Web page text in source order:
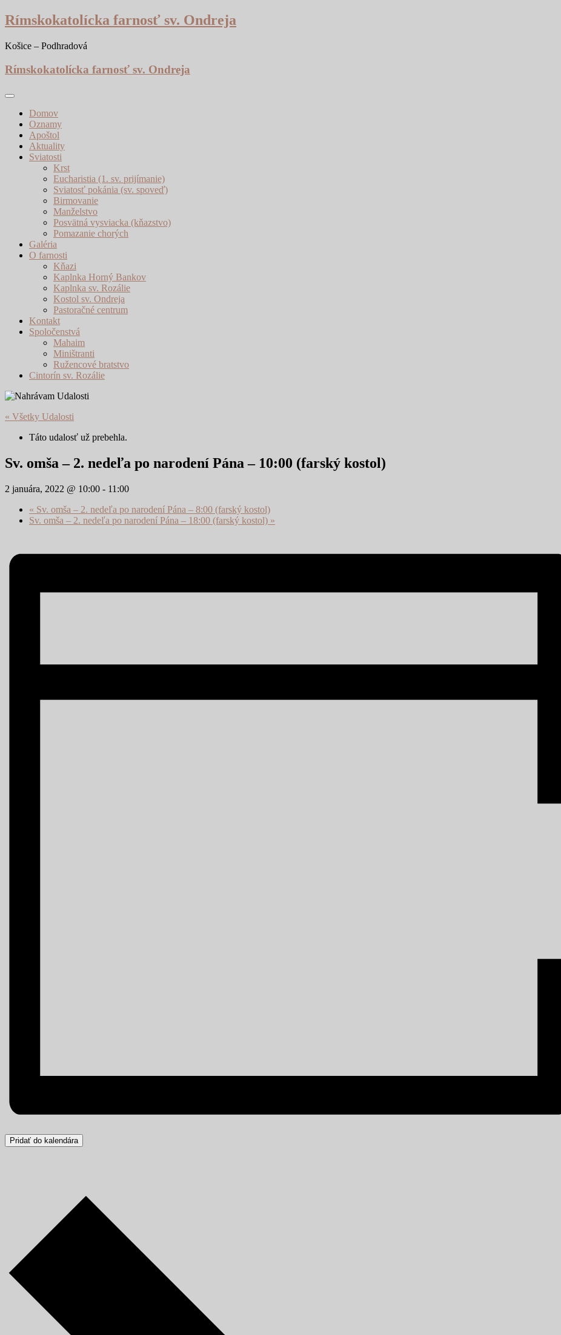
Skip
to
Rímskokatolícka farnosť sv. Ondreja
Košice – Podhradová
Rímskokatolícka farnosť sv. Ondreja
Domov
Oznamy
Apoštol
Aktuality
Sviatosti
Krst
Eucharistia (1. sv. prijímanie)
Sviatosť pokánia (sv. spoveď)
Birmovanie
Manželstvo
Posvätná vysviacka (kňazstvo)
Pomazanie chorých
Galéria
O farnosti
Kňazi
Kaplnka Horný Bankov
Kaplnka sv. Rozálie
Kostol sv. Ondreja
Pastoračné centrum
Kontakt
Spoločenstvá
Mahaim
Miništranti
Ružencové bratstvo
Cintorín sv. Rozálie
« Všetky Udalosti
Táto udalosť už prebehla.
Sv. omša – 2. nedeľa po narodení Pána – 10:00 (farský kostol)
2 januára, 2022 @ 10:00 - 11:00
« Sv. omša – 2. nedeľa po narodení Pána – 8:00 (farský kostol)
Sv. omša – 2. nedeľa po narodení Pána – 18:00 (farský kostol) »
Pridať do kalendára